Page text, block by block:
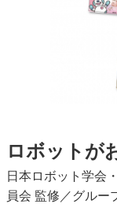
ロボットが
日本ロボット学会
員会 監修／グルー